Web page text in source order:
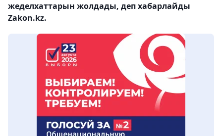
жеделхаттарын жолдады, деп хабарлайды
Zakon.kz.